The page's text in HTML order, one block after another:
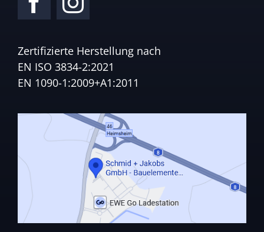
Zertifizierte Herstellung nach
EN ISO 3834-2:2021
EN 1090-1:2009+A1:2011